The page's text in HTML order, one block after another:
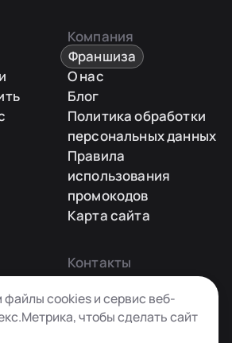
Компания
Франшиза
О нас
Блог
Политика обработки
персональных данных
Правила
использования
промокодов
Карта сайта
Контакты
Заказать звонок
+7 495 181-55-45
info@kladovkin.ru
cookies и сервис веб-
чтобы сделать сайт